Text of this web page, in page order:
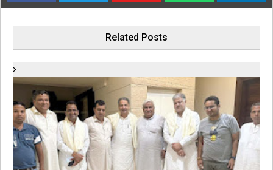
Related Posts